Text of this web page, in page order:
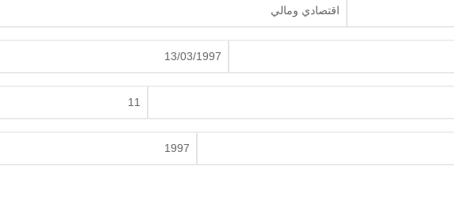
اقتصادي ومالي
13/03/1997
11
1997